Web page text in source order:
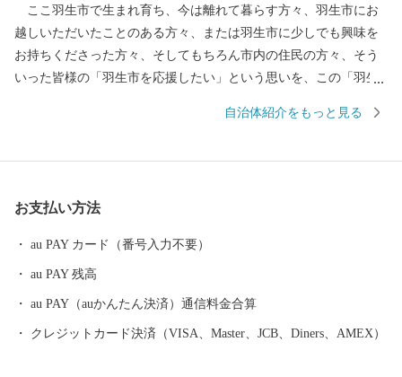
ここ羽生市で生まれ育ち、今は離れて暮らす方々、羽生市にお
越しいただいたことのある方々、または羽生市に少しでも興味を
お持ちくださった方々、そしてもちろん市内の住民の方々、そう
いった皆様の「羽生市を応援したい」という思いを、この「羽生
させてください。ふるさと羽生の応援を、心よりお待ちしていま
るお問合せ先】 羽生市ふるさと納税サポートセンター T
自治体紹介をもっと見る
お支払い方法
au PAY カード（番号入力不要）
au PAY 残高
au PAY（auかんたん決済）通信料金合算
クレジットカード決済（VISA、Master、JCB、Diners、AMEX）